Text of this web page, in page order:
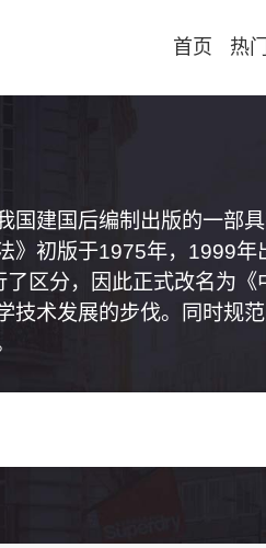
首页 热
国建国后编制出版的一部
初版于1975年，1999
区分，因此正式改名为
术发展的步伐。同时规